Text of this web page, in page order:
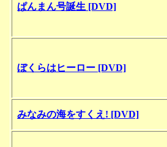
ぱんまん号誕生 [DVD]
ぼくらはヒーロー [DVD]
みなみの海をすくえ! [DVD]